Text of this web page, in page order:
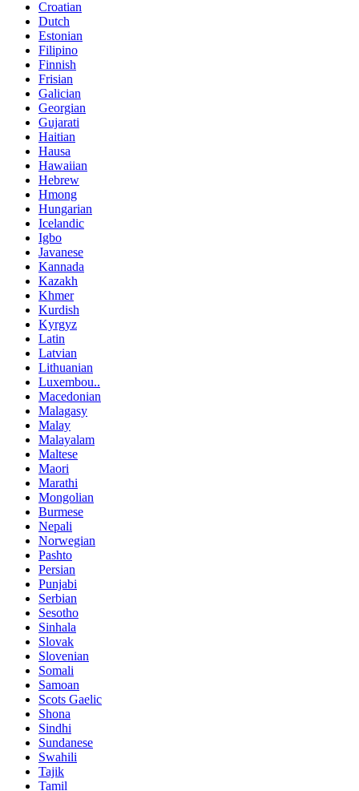
Croatian
Dutch
Estonian
Filipino
Finnish
Frisian
Galician
Georgian
Gujarati
Haitian
Hausa
Hawaiian
Hebrew
Hmong
Hungarian
Icelandic
Igbo
Javanese
Kannada
Kazakh
Khmer
Kurdish
Kyrgyz
Latin
Latvian
Lithuanian
Luxembou..
Macedonian
Malagasy
Malay
Malayalam
Maltese
Maori
Marathi
Mongolian
Burmese
Nepali
Norwegian
Pashto
Persian
Punjabi
Serbian
Sesotho
Sinhala
Slovak
Slovenian
Somali
Samoan
Scots Gaelic
Shona
Sindhi
Sundanese
Swahili
Tajik
Tamil